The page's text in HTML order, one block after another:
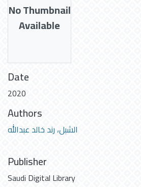
No Thumbnail
Available
Date
2020
Authors
الشبل، رند خالد عبدالله
Publisher
Saudi Digital Library